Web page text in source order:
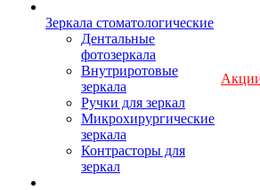
Зеркала стоматологические
Дентальные
фотозеркала
Внутриротовые
зеркала
Ручки для зеркал
Микрохирургические
зеркала
Контрасторы для
зеркал